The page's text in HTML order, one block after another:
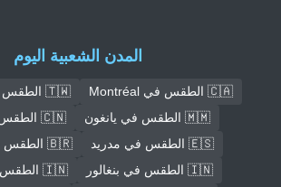
المدن الشعبية اليوم
🇨🇦 الطقس في Montréal
🇹🇼 الطقس في كاوهسيونغ
🇲🇲 الطقس في يانغون
🇨🇳 الطقس في نينغبو
🇪🇸 الطقس في مدريد
🇧🇷 الطقس في كوريتيبا
🇮🇳 الطقس في بنغالور
🇮🇳 الطقس في Surat